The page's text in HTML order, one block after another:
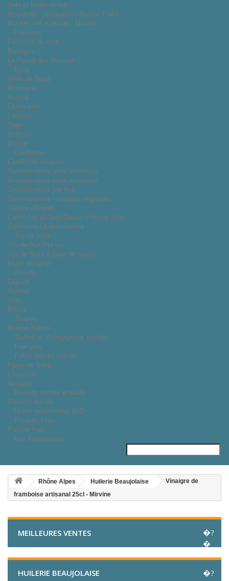
Sels et fleurs de sel
Moutardes artisanales - Maison Fallot
Moulins sel et poivre : Mirvine
Poissons
Poissons du midi
Bretagne
Le Fumet des Dombes
Miels
Miels de fleurs
Montagne
Acacia
Chataignier
Lavande
Sapin
Ardeche
Drome
Confitures
Confitures allégées
Gourmandises avec morceaux
Gourmandises sans morceaux
Gourmandises pur fruit
Gourmandises - recettes originales
Gelées allégées
Confitures du Sud-Ouest - Francis Miot
Confitures La Roumanière
Jus de fruits
Jus de fruit Pur jus
Jus de fruits à base de nectar
Fruits au sirop
Alcools
Digestif
Apéritif
Vins
Bières
Tisanes
Romon Nature
Truffes et champignons séchés
Foie gras
Petits plaisirs sucrés
Pâtes de fruits
Chocolats
Nougats
Biscuits sucrés et salés
Biscuits sucrés
Huiles essentielles BIO
Produits Frais
Paniers frais
Nos fournisseurs
Rhône Alpes Huilerie Beaujolaise
Vinaigre de
framboise artisanal 25cl - Mirvine
MEILLEURES VENTES
HUILERIE BEAUJOLAISE